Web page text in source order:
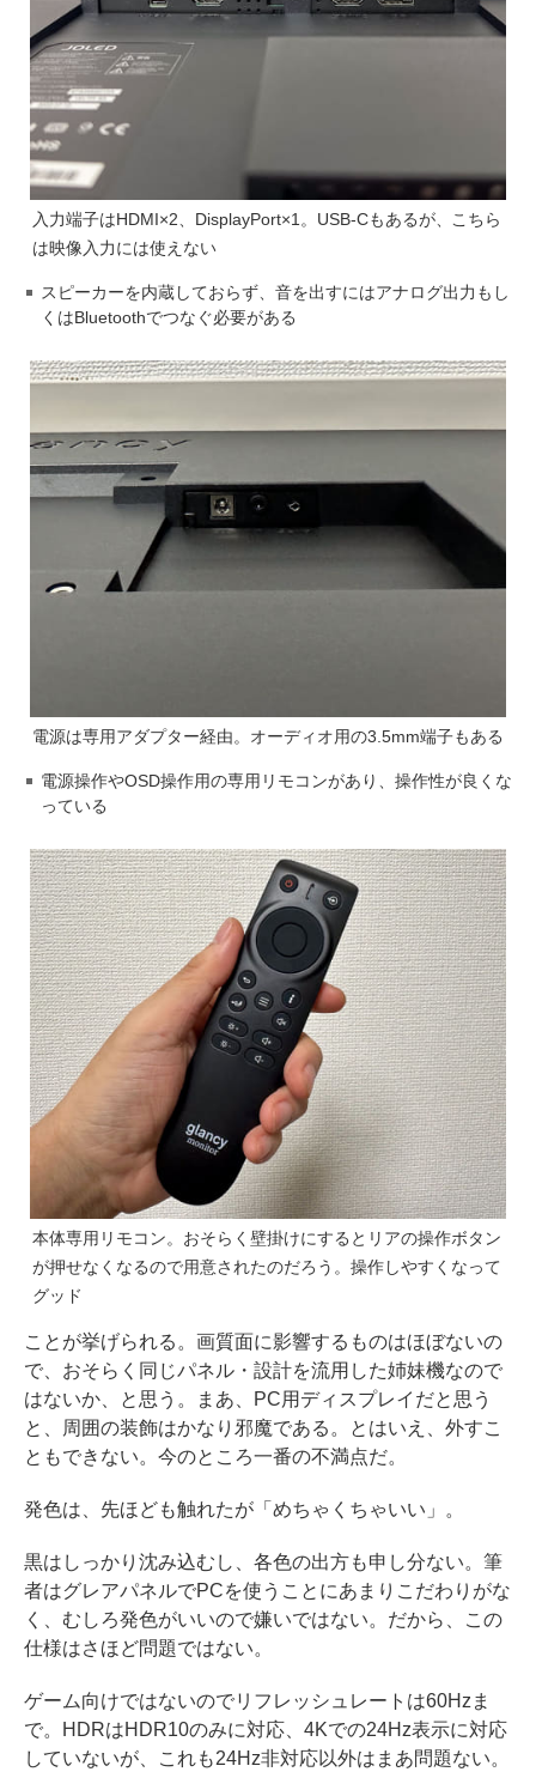
入力端子はHDMI×2、DisplayPort×1。USB-Cもあるが、こちら
は映像入力には使えない
スピーカーを内蔵しておらず、音を出すにはアナログ出力もし
くはBluetoothでつなぐ必要がある
電源は専用アダプター経由。オーディオ用の3.5mm端子もある
電源操作やOSD操作用の専用リモコンがあり、操作性が良くな
っている
本体専用リモコン。おそらく壁掛けにするとリアの操作ボタン
が押せなくなるので用意されたのだろう。操作しやすくなって
グッド
ことが挙げられる。画質面に影響するものはほぼないの
で、おそらく同じパネル・設計を流用した姉妹機なので
はないか、と思う。まあ、PC用ディスプレイだと思う
と、周囲の装飾はかなり邪魔である。とはいえ、外すこ
ともできない。今のところ一番の不満点だ。
発色は、先ほども触れたが「めちゃくちゃいい」。
黒はしっかり沈み込むし、各色の出方も申し分ない。筆
者はグレアパネルでPCを使うことにあまりこだわりがな
く、むしろ発色がいいので嫌いではない。だから、この
仕様はさほど問題ではない。
ゲーム向けではないのでリフレッシュレートは60Hzま
で。HDRはHDR10のみに対応、4Kでの24Hz表示に対応
していないが、これも24Hz非対応以外はまあ問題ない。